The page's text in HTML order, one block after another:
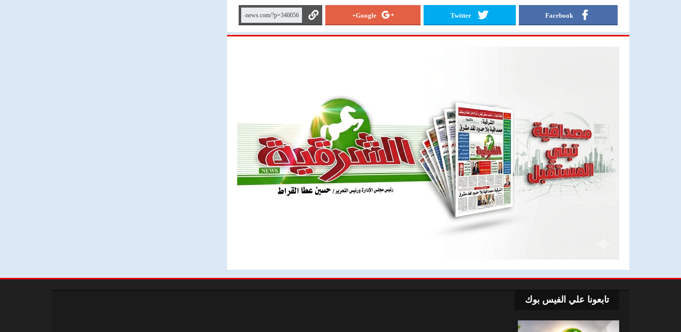
Facebook
Twitter
Google+
تابعونا علي الفيس بوك